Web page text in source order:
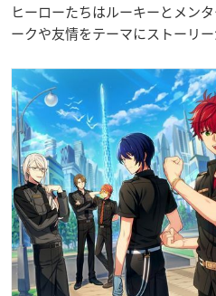
ヒーローたちはルーキーとメン
ークや友情をテーマにストーリー